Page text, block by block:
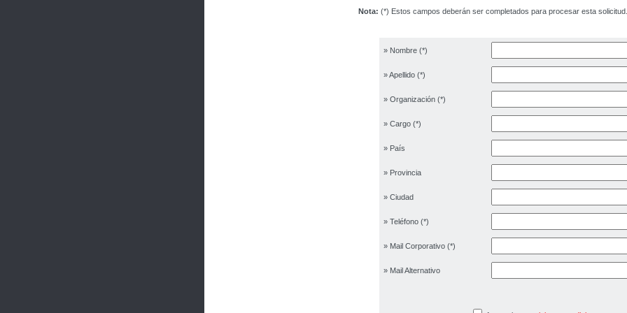
Nota: (*) Estos campos deberán ser completados para procesar esta solicitud.
» Nombre (*)
» Apellido (*)
» Organización (*)
» Cargo (*)
» País
» Provincia
» Ciudad
» Teléfono (*)
» Mail Corporativo (*)
» Mail Alternativo